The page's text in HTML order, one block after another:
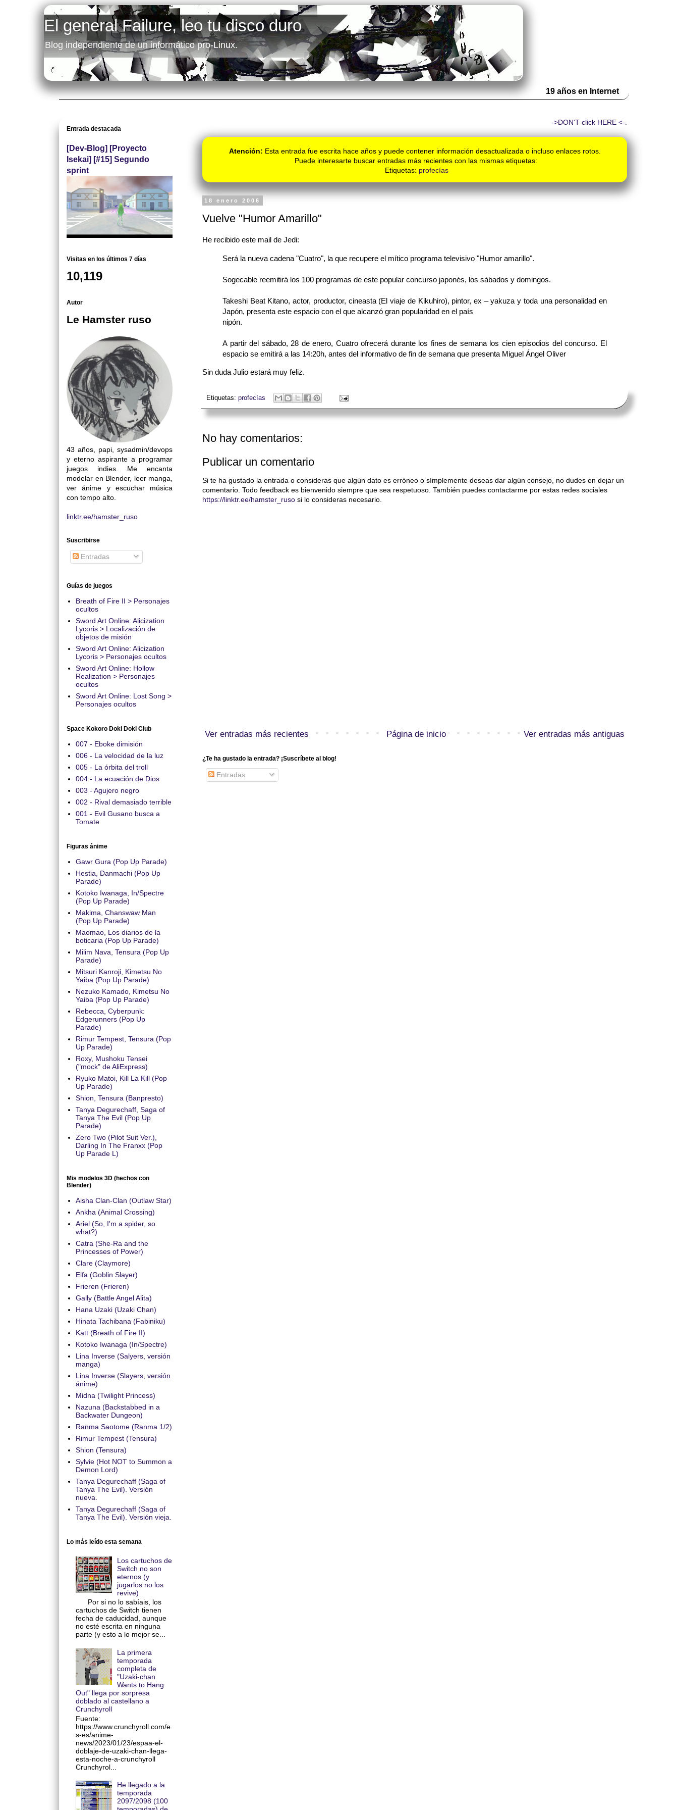
El general Failure, leo tu disco duro
Blog independiente de un informático pro-Linux.
19 años en Internet
->DON'T click HERE <-.
Atención: Esta entrada fue escrita hace años y puede contener información desactualizada o incluso enlaces rotos.
Puede interesarte buscar entradas más recientes con las mismas etiquetas:
Etiquetas: profecías
18 enero 2006
Vuelve "Humor Amarillo"
He recibido este mail de Jedi:
Será la nueva cadena "Cuatro", la que recupere el mítico programa televisivo "Humor amarillo".
Sogecable reemitirá los 100 programas de este popular concurso japonés, los sábados y domingos.
Takeshi Beat Kitano, actor, productor, cineasta (El viaje de Kikuhiro), pintor, ex – yakuza y toda una personalidad en
Japón, presenta este espacio con el que alcanzó gran popularidad en el país
nipón.
A partir del sábado, 28 de enero, Cuatro ofrecerá durante los fines de semana los cien episodios del concurso. El
espacio se emitirá a las 14:20h, antes del informativo de fin de semana que presenta Miguel Ángel Oliver
Sin duda Julio estará muy feliz.
Etiquetas: profecías
No hay comentarios:
Publicar un comentario
Si te ha gustado la entrada o consideras que algún dato es erróneo o símplemente deseas dar algún consejo, no dudes en dejar un
comentario. Todo feedback es bienvenido siempre que sea respetuoso. También puedes contactarme por estas redes sociales
https://linktr.ee/hamster_ruso si lo consideras necesario.
Ver entradas más recientes Ver entradas más antiguas
Página de inicio
¿Te ha gustado la entrada? ¡Suscríbete al blog!
Entradas
Entrada destacada
[Dev-Blog] [Proyecto
Isekai] [#15] Segundo
sprint
Visitas en los últimos 7 días
10,119
Autor
Le Hamster ruso
43 años, papi, sysadmin/devops
y eterno aspirante a programar
juegos indies. Me encanta
modelar en Blender, leer manga,
ver ánime y escuchar música
con tempo alto.
linktr.ee/hamster_ruso
Suscribirse
Entradas
Guías de juegos
Breath of Fire II > Personajes
ocultos
Sword Art Online: Alicization
Lycoris > Localización de
objetos de misión
Sword Art Online: Alicization
Lycoris > Personajes ocultos
Sword Art Online: Hollow
Realization > Personajes
ocultos
Sword Art Online: Lost Song >
Personajes ocultos
Space Kokoro Doki Doki Club
007 - Eboke dimisión
006 - La velocidad de la luz
005 - La órbita del troll
004 - La ecuación de Dios
003 - Agujero negro
002 - Rival demasiado terrible
001 - Evil Gusano busca a
Tomate
Figuras ánime
Gawr Gura (Pop Up Parade)
Hestia, Danmachi (Pop Up
Parade)
Kotoko Iwanaga, In/Spectre
(Pop Up Parade)
Makima, Chanswaw Man
(Pop Up Parade)
Maomao, Los diarios de la
boticaria (Pop Up Parade)
Milim Nava, Tensura (Pop Up
Parade)
Mitsuri Kanroji, Kimetsu No
Yaiba (Pop Up Parade)
Nezuko Kamado, Kimetsu No
Yaiba (Pop Up Parade)
Rebecca, Cyberpunk:
Edgerunners (Pop Up
Parade)
Rimur Tempest, Tensura (Pop
Up Parade)
Roxy, Mushoku Tensei
("mock" de AliExpress)
Ryuko Matoi, Kill La Kill (Pop
Up Parade)
Shion, Tensura (Banpresto)
Tanya Degurechaff, Saga of
Tanya The Evil (Pop Up
Parade)
Zero Two (Pilot Suit Ver.),
Darling In The Franxx (Pop
Up Parade L)
Mis modelos 3D (hechos con
Blender)
Aisha Clan-Clan (Outlaw Star)
Ankha (Animal Crossing)
Ariel (So, I'm a spider, so
what?)
Catra (She-Ra and the
Princesses of Power)
Clare (Claymore)
Elfa (Goblin Slayer)
Frieren (Frieren)
Gally (Battle Angel Alita)
Hana Uzaki (Uzaki Chan)
Hinata Tachibana (Fabiniku)
Katt (Breath of Fire II)
Kotoko Iwanaga (In/Spectre)
Lina Inverse (Salyers, versión
manga)
Lina Inverse (Slayers, versión
ánime)
Midna (Twilight Princess)
Nazuna (Backstabbed in a
Backwater Dungeon)
Ranma Saotome (Ranma 1/2)
Rimur Tempest (Tensura)
Shion (Tensura)
Sylvie (Hot NOT to Summon a
Demon Lord)
Tanya Degurechaff (Saga of
Tanya The Evil). Versión
nueva.
Tanya Degurechaff (Saga of
Tanya The Evil). Versión vieja.
Lo más leído esta semana
Los cartuchos de
Switch no son
eternos (y
jugarlos no los
revive)
Por si no lo sabíais, los
cartuchos de Switch tienen
fecha de caducidad, aunque
no esté escrita en ninguna
parte (y esto a lo mejor se...
La primera
temporada
completa de
"Uzaki-chan
Wants to Hang
Out" llega por sorpresa
doblado al castellano a
Crunchyroll
Fuente:
https://www.crunchyroll.com/e
s-es/anime-
news/2023/01/23/espaa-el-
doblaje-de-uzaki-chan-llega-
esta-noche-a-crunchyroll
Crunchyrol...
He llegado a la
temporada
2097/2098 (100